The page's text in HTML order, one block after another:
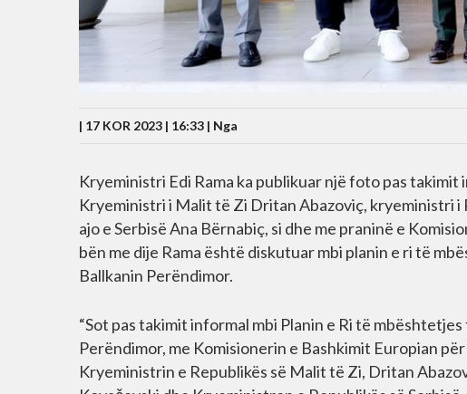
| 17 KOR 2023 | 16:33 | Nga
Kryeministri Edi Rama ka publikuar një foto pas
Kryeministri i Malit të Zi Dritan Abazoviç, kryeministri
ajo e Serbisë Ana Bërnabiç, si dhe me praninë e
bën me dije Rama është diskutuar mbi planin e ri të
Ballkanin Perëndimor.
“Sot pas takimit informal mbi Planin e Ri të
Perëndimor, me Komisionerin e Bashkimit Europian
Kryeministrin e Republikës së Malit të Zi, Dritan